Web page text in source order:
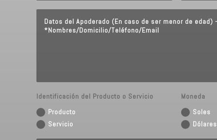
Identificación del Producto o Servicio
Producto
Servicio
Moneda
Soles
Dólares